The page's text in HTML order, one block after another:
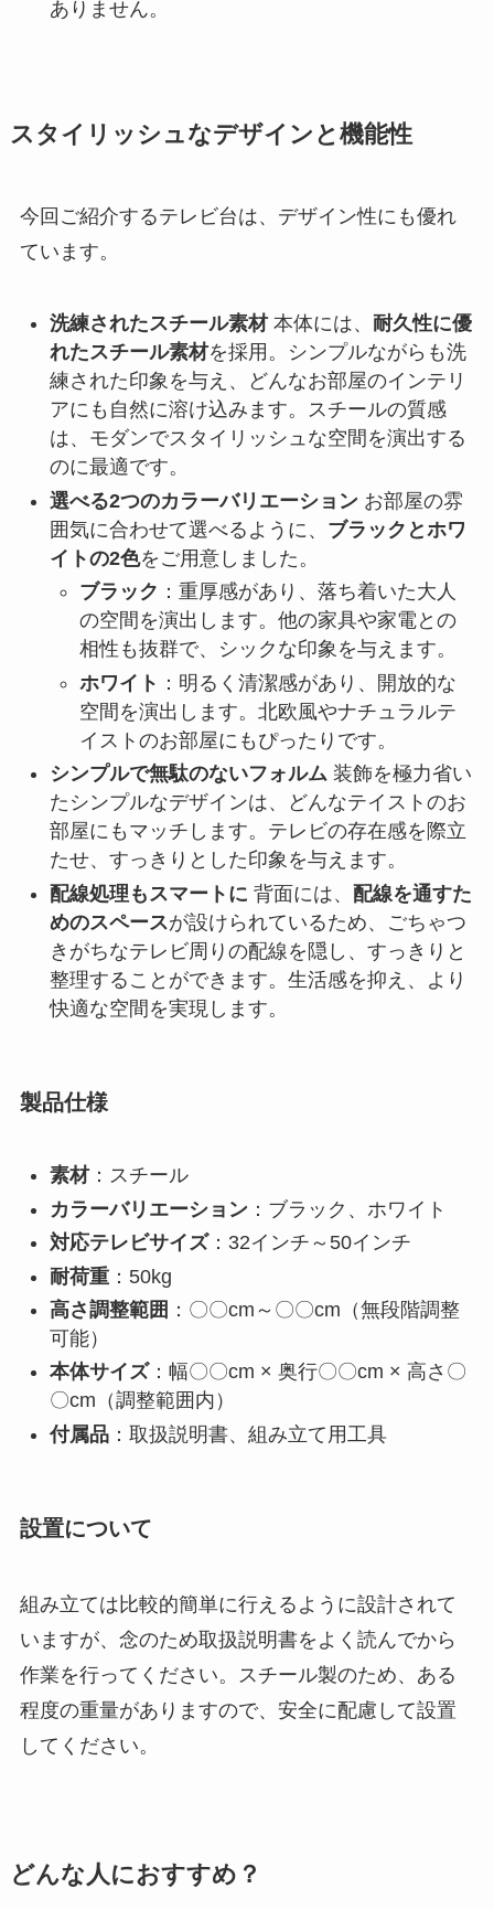
ありません。
スタイリッシュなデザインと機能性
今回ご紹介するテレビ台は、デザイン性にも優れ
ています。
洗練されたスチール素材本体には、 耐久性に優
れたスチール素材を採用。シンプルながらも洗
練された印象を与え、どんなお部屋のインテリ
アにも自然に溶け込みます。スチールの質感
は、モダンでスタイリッシュな空間を演出する
のに最適です。
選べる2つのカラーバリエーションお部屋の雰
囲気に合わせて選べるように、 ブラックとホワ
イトの2色をご用意しました。
ブラック ：重厚感があり、落ち着いた大人
の空間を演出します。他の家具や家電との
相性も抜群で、シックな印象を与えます。
ホワイト ：明るく清潔感があり、開放的な
空間を演出します。北欧風やナチュラルテ
イストのお部屋にもぴったりです。
シンプルで無駄のないフォルム装飾を極力省い
たシンプルなデザインは、どんなテイストのお
部屋にもマッチします。テレビの存在感を際立
たせ、すっきりとした印象を与えます。
配線処理もスマートに 背面には、 配線を通すた
めのスペースが設けられているため、ごちゃつ
きがちなテレビ周りの配線を隠し、すっきりと
整理することができます。生活感を抑え、より
快適な空間を実現します。
製品仕様
素材：スチール
カラーバリエーション：ブラック、ホワイト
対応テレビサイズ：32インチ～50インチ
耐荷重：50kg
高さ調整範囲 ：〇〇cm～〇〇cm（無段階調整
可能）
本体サイズ：幅〇〇cm × 奥行〇〇cm × 高さ〇
〇cm（調整範囲内）
付属品：取扱説明書、組み立て用工具
設置について
組み立ては比較的簡単に行えるように設計されて
いますが、念のため取扱説明書をよく読んでから
作業を行ってください。スチール製のため、ある
程度の重量がありますので、安全に配慮して設置
してください。
どんな人におすすめ？